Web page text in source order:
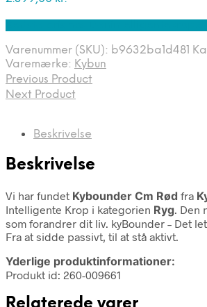
Varenummer (SKU): b9632ba1d481
Varemærke: Kybun
Previous Product
Next Product
Beskrivelse
Beskrivelse
Vi har fundet Kybounder Cm Rød fra
Intelligente Krop i kategorien Ryg. Den
som forandrer dit liv. kyBounder – Det
Fra at sidde passivt, til at stå aktivt.
Yderlige produktinformationer:
Produkt id: 260-009661